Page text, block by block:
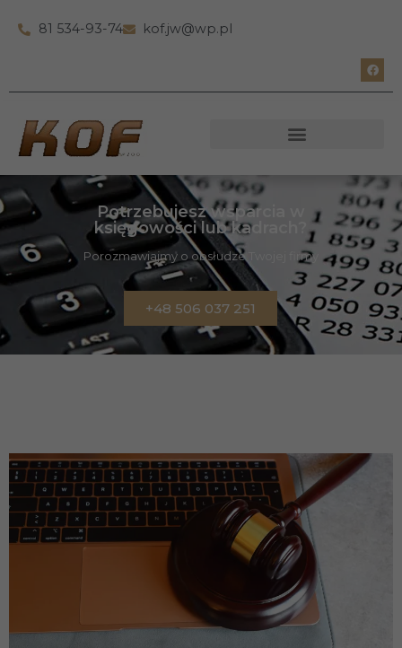
81 534-93-74 kof.jw@wp.pl
Potrzebujesz wsparcia w
księgowości lub kadrach?
Porozmawiajmy o obsłudze Twojej firmy
+48 506 037 251